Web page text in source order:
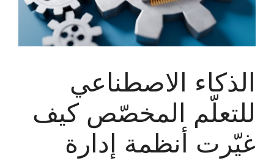
الذكاء الاصطناعي
للتعلّم المخصّص كيف
غيّرت أنظمة إدارة